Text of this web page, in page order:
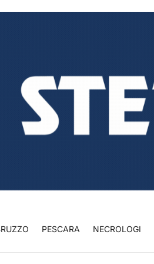
PESCARA NECROLOGI